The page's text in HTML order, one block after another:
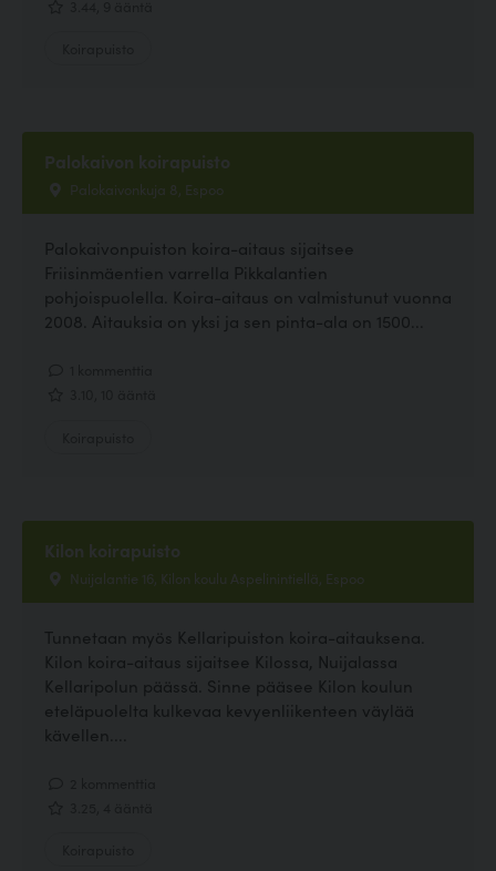
Palokaivon koirapuisto
Palokaivonkuja 8, Espoo
Palokaivonpuiston koira-aitaus sijaitsee
Friisinmäentien varrella Pikkalantien
pohjoispuolella. Koira-aitaus on valmistunut vuonna
2008. Aitauksia on yksi ja sen pinta-ala on 1500...
Kilon koirapuisto
Nuijalantie 16, Kilon koulu Aspelinintiellä, Espoo
Tunnetaan myös Kellaripuiston koira-aitauksena.
Kilon koira-aitaus sijaitsee Kilossa, Nuijalassa
Kellaripolun päässä. Sinne pääsee Kilon koulun
eteläpuolelta kulkevaa kevyenliikenteen väylää
kävellen....